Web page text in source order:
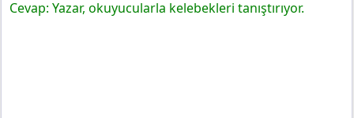
Cevap: Yazar, okuyucularla kelebekleri tanıştırıyor.